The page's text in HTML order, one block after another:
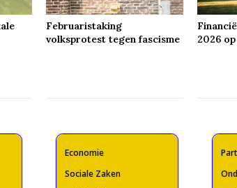
Februaristaking
volksprotest tegen fascisme
2026
Economie
Sociale Zaken